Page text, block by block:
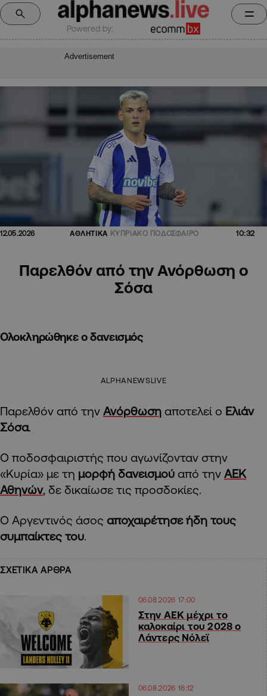
Powered by:
Advertisement
12.05.2026 ΑΘΛΗΤΙΚΑ ΚΥΠΡΙΑΚΟ ΠΟΔΟΣΦΑΙΡΟ 10:32
Παρελθόν από την Ανόρθωση ο
Σόσα
Ολοκληρώθηκε ο δανεισμός
ALPHANEWSLIVE
Παρελθόν από την Ανόρθωση αποτελεί ο Ελιάν
Σόσα.
Ο ποδοσφαιριστής που αγωνίζονταν στην
«Κυρία» με τη μορφή δανεισμού από την ΑΕΚ
Αθηνών, δε δικαίωσε τις προσδοκίες.
Ο Αργεντινός άσος αποχαιρέτησε ήδη τους
συμπαίκτες του.
ΣΧΕΤΙΚΑ ΑΡΘΡΑ
06.08.2026 17:00
Στην ΑΕΚ μέχρι το
καλοκαίρι του 2028 ο
Λάντερς Νόλεϊ
06.08.2026 16:12